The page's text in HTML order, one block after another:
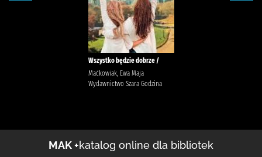
Wszystko będzie dobrze /
Maćkowiak, Ewa Maja
Wydawnictwo Szara Godzina
MAK +katalog online dla bibliotek